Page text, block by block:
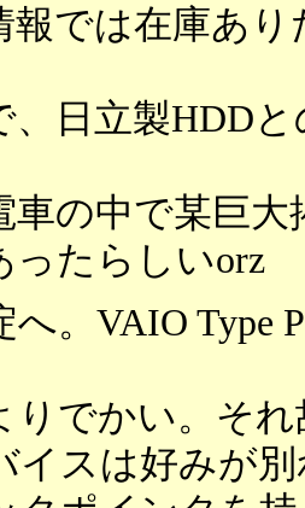
では在庫あり
日立製HDD
の中で某巨大
ったらしいorz
。VAIO Type
でかい。それ
イスは好みが